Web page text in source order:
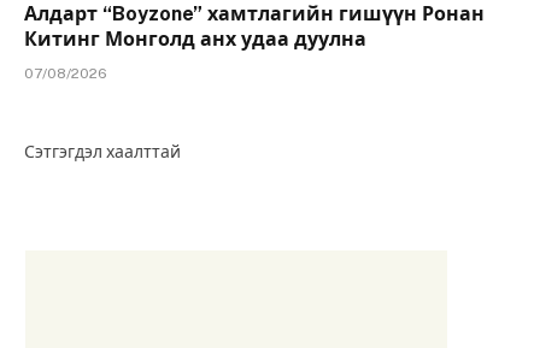
Алдарт “Boyzone” хамтлагийн гишүүн Ронан
Китинг Монголд анх удаа дуулна
07/08/2026
Сэтгэгдэл хаалттай